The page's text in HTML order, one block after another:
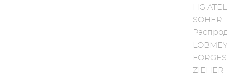
HG
SOHER
ZIEHER